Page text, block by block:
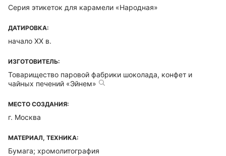
Серия этикеток для карамели «Народная»
ДАТИРОВКА:
начало ХХ в.
ИЗГОТОВИТЕЛЬ:
Товарищество паровой фабрики шоколада, конфет и
чайных печений «Эйнем»
МЕСТО СОЗДАНИЯ:
г. Москва
МАТЕРИАЛ, ТЕХНИКА:
Бумага; хромолитография